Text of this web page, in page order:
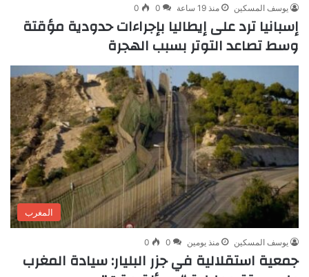
يوسف المسكين منذ 19 ساعة 0
0
إسبانيا ترد على إيطاليا بإجراءات حدودية مؤقتة
وسط تصاعد التوتر بسبب الهجرة
المغرب
يوسف المسكين منذ يومين 0
0
جمعية استقلالية في جزر البليار: سيادة المغرب